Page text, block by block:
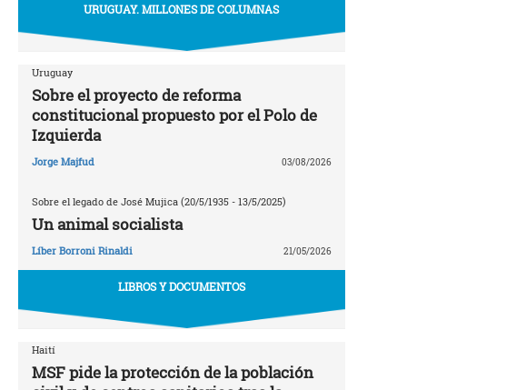
URUGUAY. MILLONES DE COLUMNAS
Uruguay
Sobre el proyecto de reforma
constitucional propuesto por el Polo de
Izquierda
Jorge Majfud 03/08/2026
Sobre el legado de José Mujica (20/5/1935 - 13/5/2025)
Un animal socialista
Líber Borroni Rinaldi 21/05/2026
LIBROS Y DOCUMENTOS
Haití
MSF pide la protección de la población